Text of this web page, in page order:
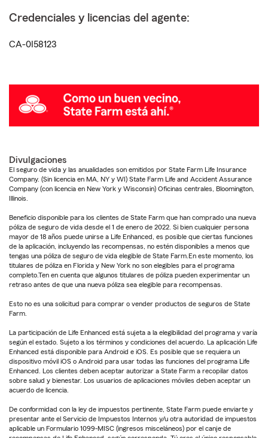
Credenciales y licencias del agente:
CA-0I58123
Divulgaciones
El seguro de vida y las anualidades son emitidos por State Farm Life Insurance
Company. (Sin licencia en MA, NY y WI) State Farm Life and Accident Assurance
Company (con licencia en New York y Wisconsin) Oficinas centrales, Bloomington,
Illinois.
Beneficio disponible para los clientes de State Farm que han comprado una nueva
póliza de seguro de vida desde el 1 de enero de 2022. Si bien cualquier persona
mayor de 18 años puede unirse a Life Enhanced, es posible que ciertas funciones
de la aplicación, incluyendo las recompensas, no estén disponibles a menos que
tengas una póliza de seguro de vida elegible de State Farm.En este momento, los
titulares de póliza en Florida y New York no son elegibles para el programa
completo.Ten en cuenta que algunos titulares de póliza pueden experimentar un
retraso antes de que una nueva póliza sea elegible para recompensas.
Esto no es una solicitud para comprar o vender productos de seguros de State
Farm.
La participación de Life Enhanced está sujeta a la elegibilidad del programa y varía
según el estado. Sujeto a los términos y condiciones del acuerdo. La aplicación Life
Enhanced está disponible para Android e iOS. Es posible que se requiera un
dispositivo móvil iOS o Android para usar todas las funciones del programa Life
Enhanced. Los clientes deben aceptar autorizar a State Farm a recopilar datos
sobre salud y bienestar. Los usuarios de aplicaciones móviles deben aceptar un
acuerdo de licencia.
De conformidad con la ley de impuestos pertinente, State Farm puede enviarte y
presentar ante el Servicio de Impuestos Internos y/u otra autoridad de impuestos
aplicable un Formulario 1099-MISC (ingresos misceláneos) por el canje de